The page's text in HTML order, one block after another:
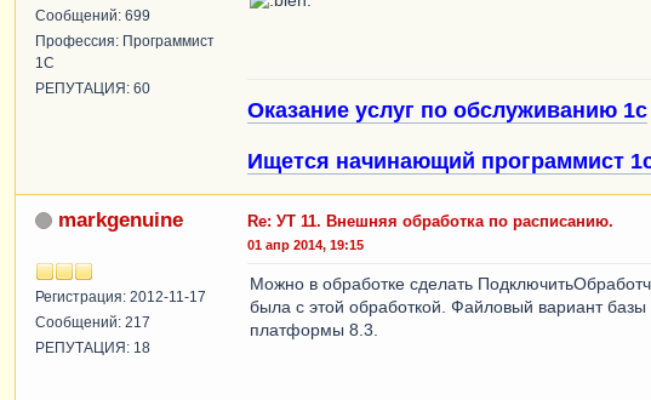
Сообщений: 699
Профессия: Программист
1С
РЕПУТАЦИЯ: 60
Оказание услуг по обслуживанию 1с
Ищется начинающий программист
markgenuine
Регистрация: 2012-11-17
Сообщений: 217
РЕПУТАЦИЯ: 18
Re: УТ 11. Внешняя обработка по расписанию.
01 апр 2014, 19:15
Можно в обработке сделать
была с этой обработкой. Файловый вариант
платформы 8.3.